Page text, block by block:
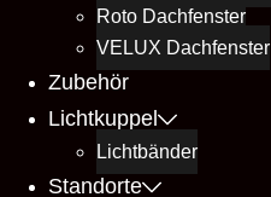
Roto Dachfenster
VELUX Dachfenster
Zubehör
Lichtkuppel
Lichtbänder
Standorte